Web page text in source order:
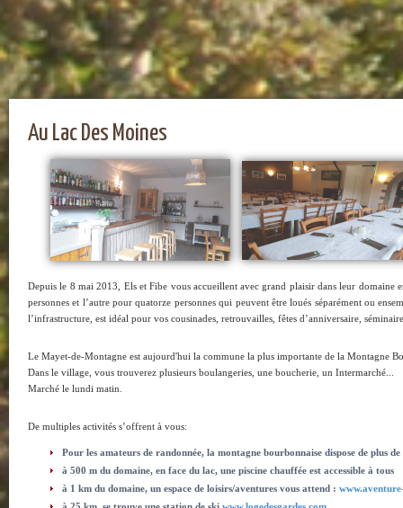
Au Lac Des Moines
Depuis le 8 mai 2013, Els et Fibe vous accueillent avec grand plaisir dans leur
personnes et l’autre pour quatorze personnes qui peuvent être loués séparément ou
l’infrastructure, est idéal pour vos cousinades, retrouvailles, fêtes d’anniversaire,
Le Mayet-de-Montagne est aujourd'hui la commune la plus importante de la Montagne
Dans le village, vous trouverez plusieurs boulangeries, une boucherie, un Intermarché...
Marché le lundi matin.
De multiples activités s’offrent à vous:
Pour les amateurs de randonnée, la montagne bourbonnaise dispose de plus
à 500 m du domaine, en face du lac, une piscine chauffée est accessible à tous
à 1 km du domaine, un espace de loisirs/aventures vous attend :